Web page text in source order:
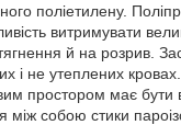
поліетилену.
витримувати
й на розрив.
і не утеплених
простором має бути
собою стики